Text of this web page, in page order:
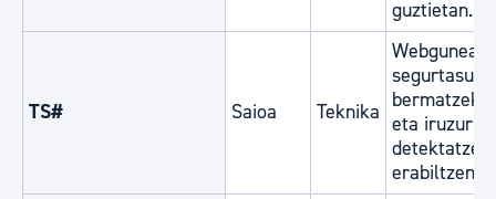
guztietan.
TS# Saioa Teknika
segurtasuna
bermatzeko
eta
erabiltzen